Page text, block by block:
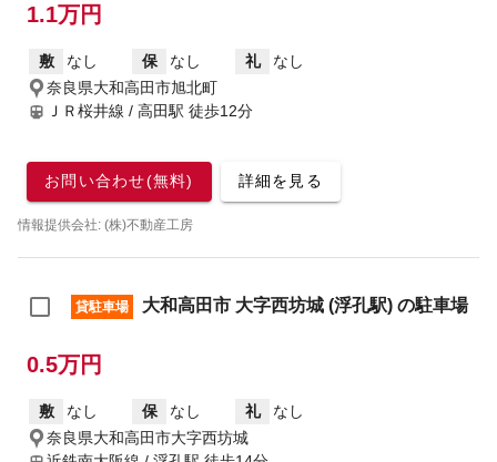
1.1万円
敷 なし 保 なし 礼
なし
奈良県大和高田市旭北町
ＪＲ桜井線 / 高田駅 徒歩12分
お問い合わせ(無料) 詳細を見る
情報提供会社: (株)不動産工房
貸駐車場 大和高田市 大字西坊城 (浮孔駅) の駐車場
0.5万円
敷 なし 保 なし 礼
なし
奈良県大和高田市大字西坊城